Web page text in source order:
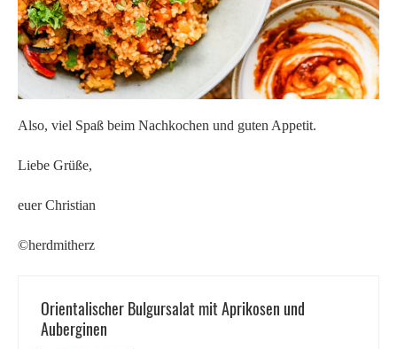
Also, viel Spaß beim Nachkochen und guten Appetit.
Liebe Grüße,
euer Christian
©herdmitherz
Orientalischer Bulgursalat mit Aprikosen und
Auberginen